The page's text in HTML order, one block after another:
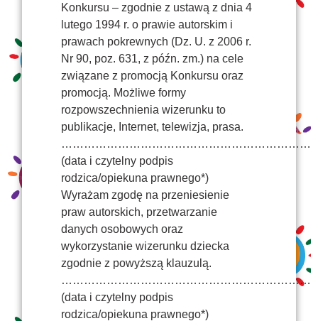
Konkursu – zgodnie z ustawą z dnia 4
lutego 1994 r. o prawie autorskim i
prawach pokrewnych (Dz. U. z 2006 r.
Nr 90, poz. 631, z późn. zm.) na cele
związane z promocją Konkursu oraz
promocją. Możliwe formy
rozpowszechnienia wizerunku to
publikacje, Internet, telewizja, prasa.
(data i czytelny podpis
rodzica/opiekuna prawnego*)
Wyrażam zgodę na przeniesienie
praw autorskich, przetwarzanie
danych osobowych oraz
wykorzystanie wizerunku dziecka
zgodnie z powyższą klauzulą.
(data i czytelny podpis
rodzica/opiekuna prawnego*)